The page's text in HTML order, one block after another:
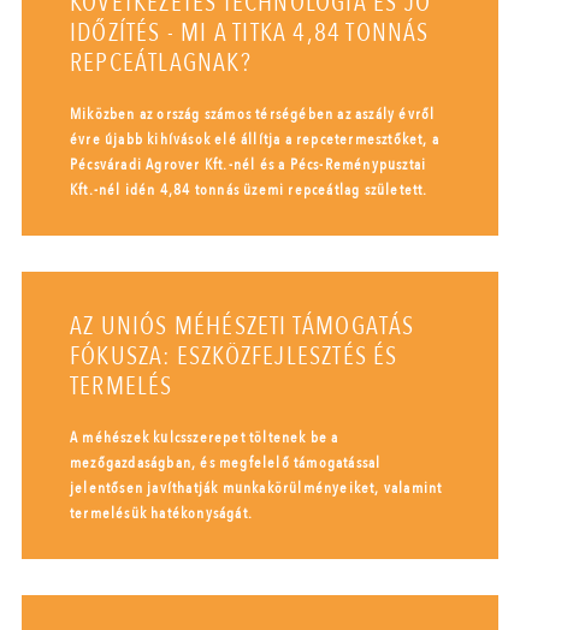
IDŐZÍTÉS - MI A TITKA 4,84 TONNÁS
REPCEÁTLAGNAK?
Miközben az ország számos térségében az aszály évről
évre újabb kihívások elé állítja a repcetermesztőket, a
Pécsváradi Agrover Kft.-nél és a Pécs-Reménypusztai
Kft.-nél idén 4,84 tonnás üzemi repceátlag született.
AZ UNIÓS MÉHÉSZETI TÁMOGATÁS
FÓKUSZA: ESZKÖZFEJLESZTÉS ÉS
TERMELÉS
A méhészek kulcsszerepet töltenek be a
mezőgazdaságban, és megfelelő támogatással
jelentősen javíthatják munkakörülményeiket, valamint
termelésük hatékonyságát.